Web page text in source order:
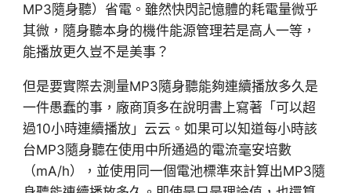
MP3隨身聽）省電。雖然快閃記憶體的耗電量微乎
其微，隨身聽本身的機件能源管理若是高人一等，
能播放更久豈不是美事？
但是要實際去測量MP3隨身聽能夠連續播放多久是
一件愚蠢的事，廠商頂多在說明書上寫著「可以超
過10小時連續播放」云云。如果可以知道每小時該
台MP3隨身聽在使用中所通過的電流毫安培數
（mA/h），並使用同一個電池標準來計算出MP3隨